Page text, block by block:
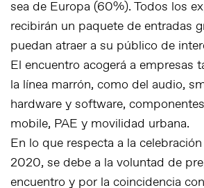
sea de Europa (60%). Todos los
recibirán un paquete de entradas
puedan atraer a su público de
El encuentro acogerá a empresas
la línea marrón, como del audio,
hardware y software,
mobile, PAE y movilidad urbana.
En lo que respecta a la
2020, se debe a la voluntad de
encuentro y por la coincidencia